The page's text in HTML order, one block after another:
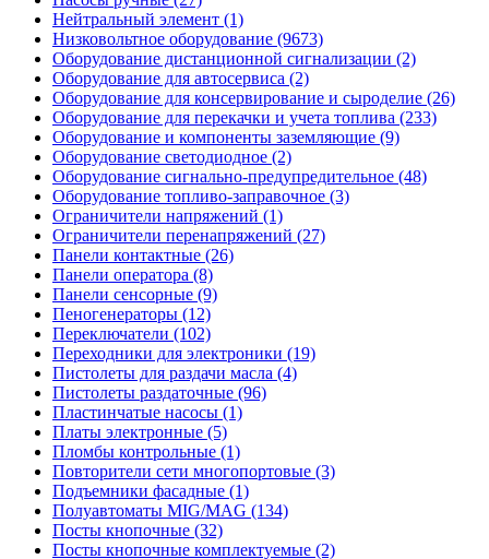
Нейтральный элемент (1)
Низковольтное оборудование (9673)
Оборудование дистанционной сигнализации (2)
Оборудование для автосервиса (2)
Оборудование для консервирование и сыроделие (26)
Оборудование для перекачки и учета топлива (233)
Оборудование и компоненты заземляющие (9)
Оборудование светодиодное (2)
Оборудование сигнально-предупредительное (48)
Оборудование топливо-заправочное (3)
Ограничители напряжений (1)
Ограничители перенапряжений (27)
Панели контактные (26)
Панели оператора (8)
Панели сенсорные (9)
Пеногенераторы (12)
Переключатели (102)
Переходники для электроники (19)
Пистолеты для раздачи масла (4)
Пистолеты раздаточные (96)
Пластинчатые насосы (1)
Платы электронные (5)
Пломбы контрольные (1)
Повторители сети многопортовые (3)
Подъемники фасадные (1)
Полуавтоматы MIG/MAG (134)
Посты кнопочные (32)
Посты кнопочные комплектуемые (2)